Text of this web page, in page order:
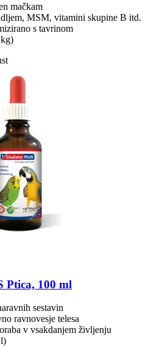
mačkam
MSM, vitamini skupine B itd.
s tavrinom
Ptica, 100 ml
sestavin
ravnovesje telesa
v vsakdanjem življenju